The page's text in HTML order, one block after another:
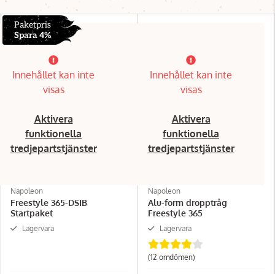
Paketpris
Spara 4%
Innehållet kan inte
visas
Aktivera
funktionella
tredjepartstjänster
Napoleon
Freestyle 365-DSIB
Startpaket
Lagervara
Innehållet kan inte
visas
Aktivera
funktionella
tredjepartstjänster
Napoleon
Alu-form dropptråg
Freestyle 365
Lagervara
(12 omdömen)